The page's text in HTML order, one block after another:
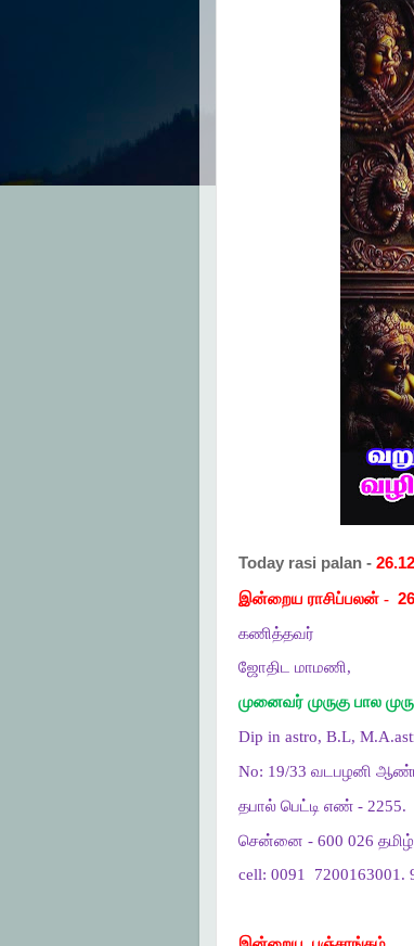
Today rasi palan -
இன்றைய ராசிப்பலன் -
கணித்தவர்
ஜோதிட மாமணி,
முனைவர் முருகு பால
Dip in astro, B.L,
No: 19/33 வடபழனி
தபால் பெட்டி எண் - 2255.
சென்னை - 600 026
cell: 0091
7200163001.